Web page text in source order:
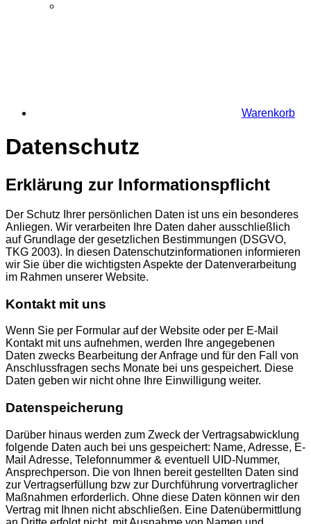
Warenkorb
Datenschutz
Erklärung zur Informationspflicht
Der Schutz Ihrer persönlichen Daten ist uns ein besonderes
Anliegen. Wir verarbeiten Ihre Daten daher ausschließlich
auf Grundlage der gesetzlichen Bestimmungen (DSGVO,
TKG 2003). In diesen Datenschutzinformationen informieren
wir Sie über die wichtigsten Aspekte der Datenverarbeitung
im Rahmen unserer Website.
Kontakt mit uns
Wenn Sie per Formular auf der Website oder per E-Mail
Kontakt mit uns aufnehmen, werden Ihre angegebenen
Daten zwecks Bearbeitung der Anfrage und für den Fall von
Anschlussfragen sechs Monate bei uns gespeichert. Diese
Daten geben wir nicht ohne Ihre Einwilligung weiter.
Datenspeicherung
Darüber hinaus werden zum Zweck der Vertragsabwicklung
folgende Daten auch bei uns gespeichert: Name, Adresse, E-
Mail Adresse, Telefonnummer & eventuell UID-Nummer,
Ansprechperson. Die von Ihnen bereit gestellten Daten sind
zur Vertragserfüllung bzw zur Durchführung vorvertraglicher
Maßnahmen erforderlich. Ohne diese Daten können wir den
Vertrag mit Ihnen nicht abschließen. Eine Datenübermittlung